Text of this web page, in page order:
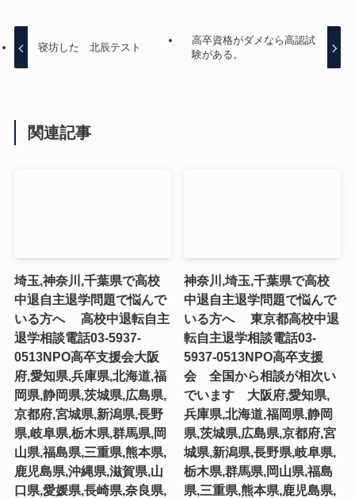
寝坊した 北辰テスト
高卒資格がダメなら高認試
験がある。
関連記事
埼玉,神奈川,千葉県で高校
中退自主退学問題で悩んで
いる方へ 高校中退転自主
退学相談電話03-5937-
0513NPO高卒支援会大阪
府,愛知県,兵庫県,北海道,福
岡県,静岡県,茨城県,広島県,
京都府,宮城県,新潟県,長野
県,岐阜県,栃木県,群馬県,岡
山県,福島県,三重県,熊本県,
鹿児島県,沖縄県,滋賀県,山
口県,愛媛県,長崎県,奈良県,
神奈川,埼玉,千葉県で高校
中退自主退学問題で悩んで
いる方へ 東京都高校中退
転自主退学相談電話03-
5937-0513NPO高卒支援
会 全国から相談が相次い
でいます 大阪府,愛知県,
兵庫県,北海道,福岡県,静岡
県,茨城県,広島県,京都府,宮
城県,新潟県,長野県,岐阜県,
栃木県,群馬県,岡山県,福島
県,三重県,熊本県,鹿児島県,